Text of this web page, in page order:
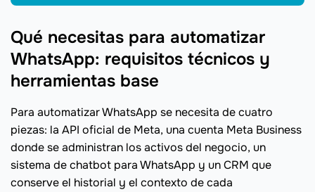
Qué necesitas para automatizar
WhatsApp: requisitos técnicos y
herramientas base
Para automatizar WhatsApp se necesita de cuatro
piezas: la API oficial de Meta, una cuenta Meta Business
donde se administran los activos del negocio, un
sistema de chatbot para WhatsApp y un CRM que
conserve el historial y el contexto de cada